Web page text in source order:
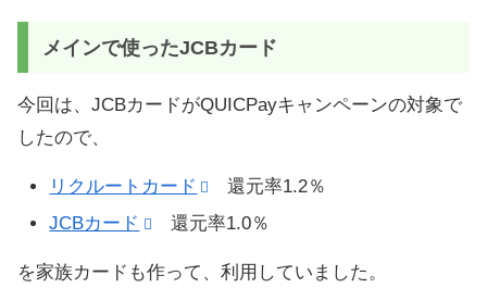
メインで使ったJCBカード
今回は、JCBカードがQUICPayキャンペーンの対象で
したので、
リクルートカード
還元率1.2％
JCBカード
還元率1.0％
を家族カードも作って、利用していました。